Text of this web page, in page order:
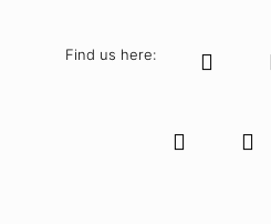
Find us here: